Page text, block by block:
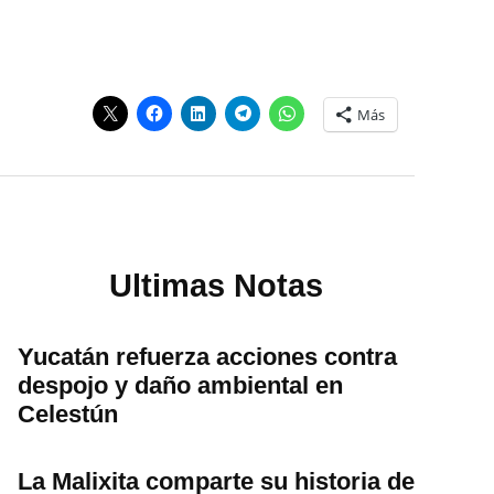
Más
Ultimas Notas
Yucatán refuerza acciones contra
despojo y daño ambiental en
Celestún
La Malixita comparte su historia de